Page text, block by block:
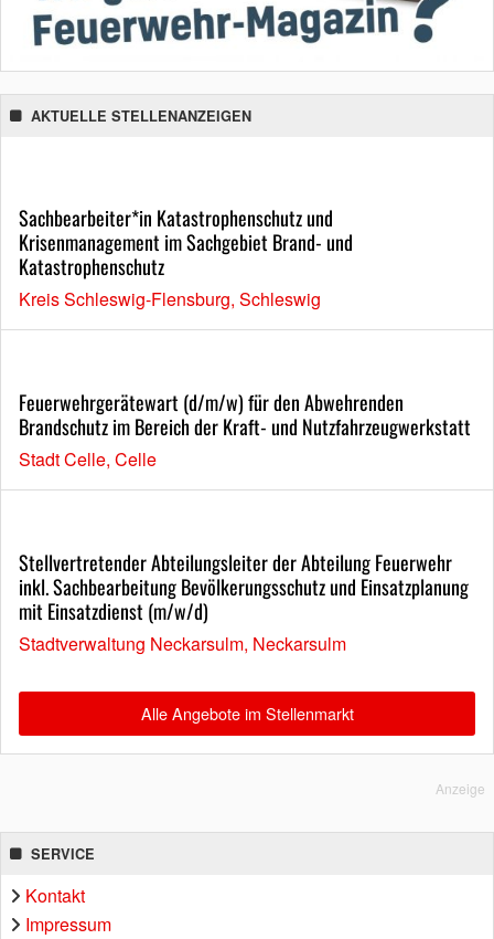
AKTUELLE STELLENANZEIGEN
Sachbearbeiter*in Katastrophenschutz und
Krisenmanagement im Sachgebiet Brand- und
Katastrophenschutz
Kreis Schleswig-Flensburg, Schleswig
Feuerwehrgerätewart (d/m/w) für den Abwehrenden
Brandschutz im Bereich der Kraft- und Nutzfahrzeugwerkstatt
Stadt Celle, Celle
Stellvertretender Abteilungsleiter der Abteilung Feuerwehr
inkl. Sachbearbeitung Bevölkerungsschutz und Einsatzplanung
mit Einsatzdienst (m/w/d)
Stadtverwaltung Neckarsulm, Neckarsulm
Alle Angebote im Stellenmarkt
Anzeige
SERVICE
Kontakt
Impressum